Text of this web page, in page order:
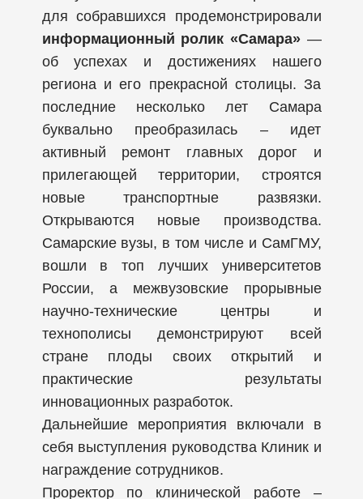
для собравшихся продемонстрировали
информационный ролик «Самара»—
об успехах и достижениях нашего
региона и его прекрасной столицы. За
последние несколько лет Самара
буквально преобразилась – идет
активный ремонт главных дорог и
прилегающей территории, строятся
новые транспортные развязки.
Открываются новые производства.
Самарские вузы, в том числе и СамГМУ,
вошли в топ лучших университетов
России, а межвузовские прорывные
научно-технические центры и
технополисы демонстрируют всей
стране плоды своих открытий и
практические результаты
инновационных разработок.
Дальнейшие мероприятия включали в
себя выступления руководства Клиник и
награждение сотрудников.
Проректор по клинической работе –